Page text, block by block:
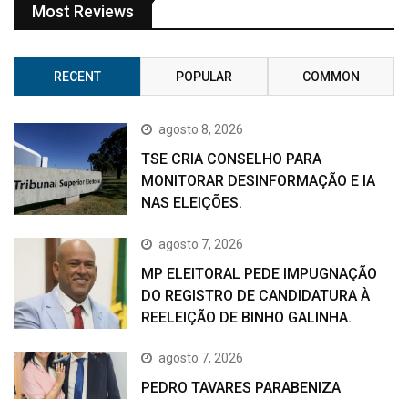
Most Reviews
RECENT POPULAR COMMON
agosto 8, 2026
TSE CRIA CONSELHO PARA
MONITORAR DESINFORMAÇÃO E IA
NAS ELEIÇÕES.
agosto 7, 2026
MP ELEITORAL PEDE IMPUGNAÇÃO
DO REGISTRO DE CANDIDATURA À
REELEIÇÃO DE BINHO GALINHA.
agosto 7, 2026
PEDRO TAVARES PARABENIZA